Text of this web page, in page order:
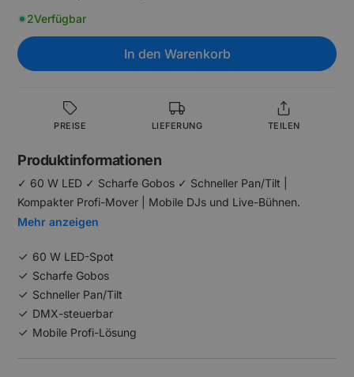
2Verfügbar
In den Warenkorb
PREISE LIEFERUNG TEILEN
Produktinformationen
✓ 60 W LED ✓ Scharfe Gobos ✓ Schneller Pan/Tilt |
Kompakter Profi-Mover | Mobile DJs und Live-Bühnen.
Mehr anzeigen
60 W LED-Spot
Scharfe Gobos
Schneller Pan/Tilt
DMX-steuerbar
Mobile Profi-Lösung